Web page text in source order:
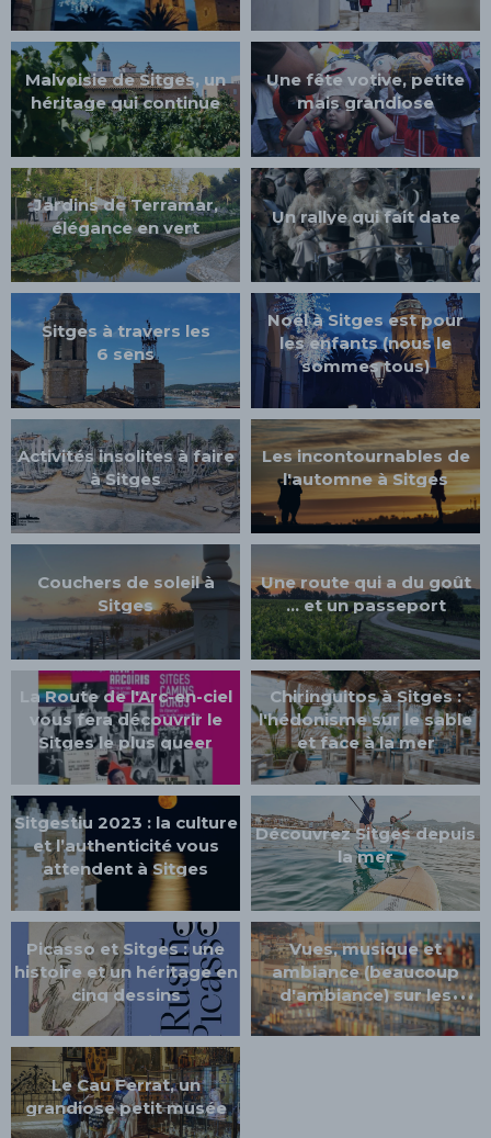
Malvoisie de Sitges, un
héritage qui continue
Une fête votive, petite
mais grandiose
Jardins de Terramar,
élégance en vert
Un rallye qui fait date
Sitges à travers les
6 sens
Noël à Sitges est pour
les enfants (nous le
sommes tous)
Activités insolites à faire
à Sitges
Les incontournables de
l'automne à Sitges
Couchers de soleil à
Sitges
Une route qui a du goût
… et un passeport
La Route de l'Arc-en-ciel
vous fera découvrir le
Sitges le plus queer
Chiringuitos à Sitges :
l'hédonisme sur le sable
et face à la mer
Sitgestiu 2023 : la culture
et l’authenticité vous
attendent à Sitges
Découvrez Sitges depuis
la mer
Picasso et Sitges : une
histoire et un héritage en
cinq dessins
Vues, musique et
ambiance (beaucoup
d'ambiance) sur les
terrasses de Sitges
Le Cau Ferrat, un
grandiose petit musée